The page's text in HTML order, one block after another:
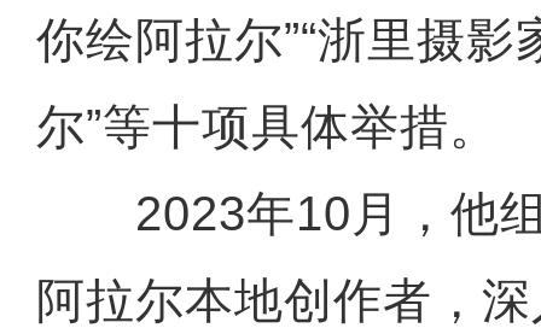
你绘阿拉尔”“浙里摄影
尔”等十项具体举措。
2023年10月，他组
阿拉尔本地创作者，